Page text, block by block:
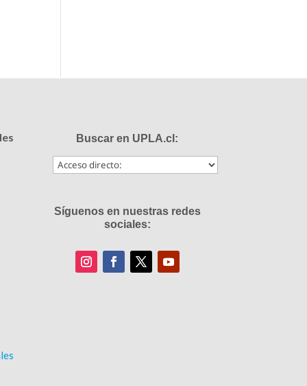
Buscar en UPLA.cl:
Síguenos en nuestras redes
sociales: